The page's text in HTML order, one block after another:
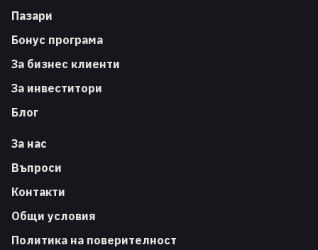
Пазари
Бонус програма
За бизнес клиенти
За инвеститори
Блог
За нас
Въпроси
Контакти
Общи условия
Политика на поверителност